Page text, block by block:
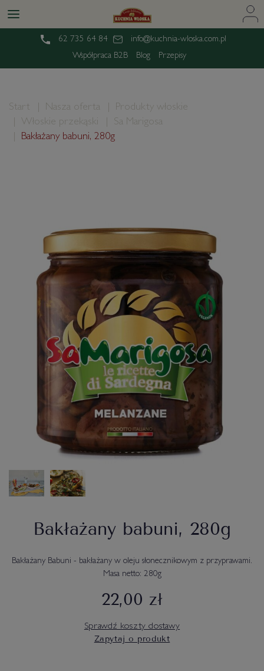
62 735 64 84
info@kuchnia-wloska.com.pl
Współpraca B2B
Blog Przepisy
Start Nasza oferta
Produkty włoskie
Włoskie przekąski
Sa Marigosa
Bakłażany babuni, 280g
Bakłażany babuni, 280g
Bakłażany Babuni - bakłażany w oleju słonecznikowym z przyprawami.
Masa netto: 280g
22,00 zł
Sprawdź koszty dostawy
Zapytaj o produkt